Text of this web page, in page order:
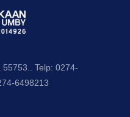
Telp: 0274-
6498213